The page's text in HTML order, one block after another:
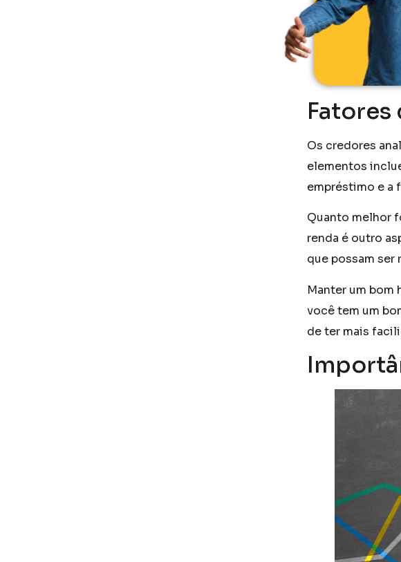
Fatores
Os credores
elementos
empréstimo e a
Quanto melhor
renda é outro
que possam ser
Manter um bom
você tem um
de ter mais